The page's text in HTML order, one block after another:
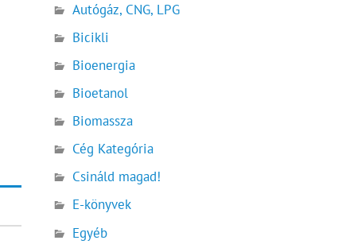
Autógáz, CNG, LPG
Bicikli
Bioenergia
Bioetanol
Biomassza
Cég Kategória
Csináld magad!
E-könyvek
Egyéb